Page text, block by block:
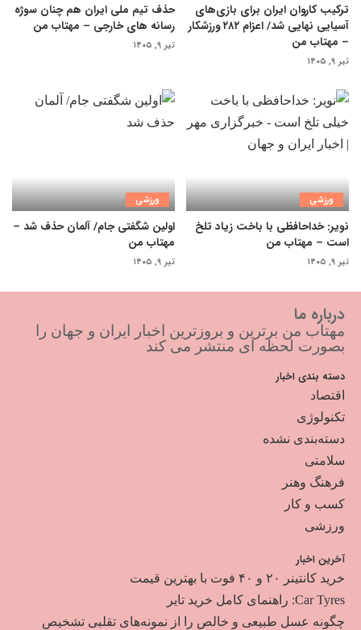
ترکیب کاروان ایران برای بازی‌های
آسیایی نهایی شد/ اعزام ۲۸۲ ورزشکار
– مهتاب من
تیر ۹, ۱۴۰۵
حذف تیم ملی ایران هم چنان سوژه
رسانه های خارجی – مهتاب من
تیر ۹, ۱۴۰۵
ورزشی
نویر: خداحافظی با باخت زیاد تلخ
است – مهتاب من
تیر ۹, ۱۴۰۵
ورزشی
اولین شگفتی جام/ آلمان حذف شد –
مهتاب من
تیر ۹, ۱۴۰۵
درباره ما
مهتاب من برترین و بروزترین اخبار ایران و جهان را
بصورت لحظه ای منتشر می کند
دسته بندی اخبار
اقتصاد
تکنولوژی
دسته‌بندی نشده
سلامتی
فرهنگ وهنر
کسب و کار
ورزشی
آخرین اخبار
خرید کانتینر ۲۰ و ۴۰ فوت با بهترین قیمت
Car Tyres: راهنمای کامل خرید تایر
چگونه عسل طبیعی و خالص را از نمونه‌های تقلبی تشخیص